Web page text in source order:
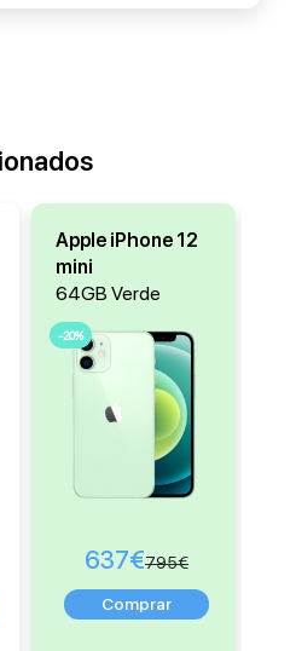
Apple iPhone 12
mini
64GB Verde
-20%
795€
637€